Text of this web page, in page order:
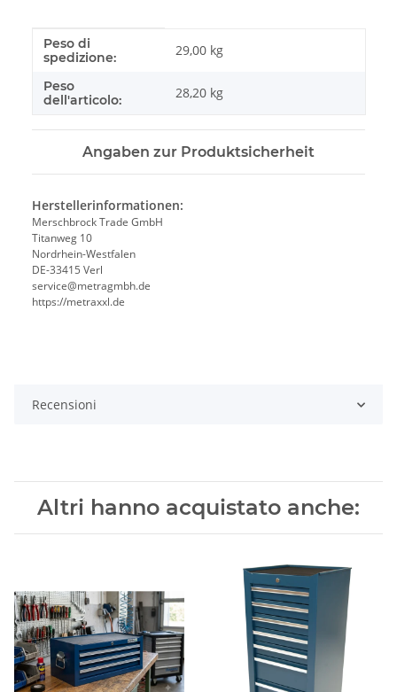
#productDetails.itemInformation#
#productDetails.itemValue#
Peso di
spedizione:
29,00 kg
Peso
dell'articolo:
28,20 kg
Angaben zur Produktsicherheit
Herstellerinformationen:
Merschbrock Trade GmbH
Titanweg 10
Nordrhein-Westfalen
DE-33415 Verl
service@metragmbh.de
https://metraxxl.de
Recensioni
Altri hanno acquistato anche: